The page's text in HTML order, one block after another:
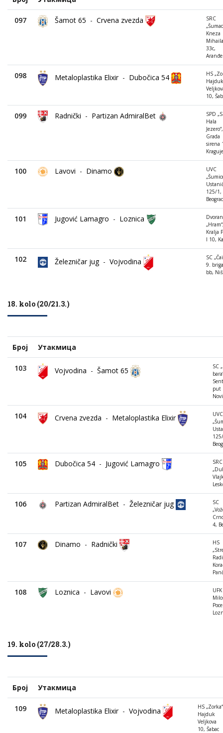
097 Šamot 65 - Crvena zvezda
SRC
Kneza
Mihaila
33c,
098 Metaloplastika Elixir - Dubočica 54
HS
Hajduk
10,
099 Radnički - Partizan AdmiralBet
SPD
Hala
Jezero“,
Grada
sirena
100 Lavovi - Dinamo
UVC
125/1,
101 Jugović Lamagro - Loznica
Kralja
I 10,
102 Železničar jug - Vojvodina
SC
9.
bb, Niš
18. kolo (20/21.3.)
Број Утакмица
103 Vojvodina - Šamot 65
SC
put
104 Crvena zvezda - Metaloplastika Elixir
UVC
105 Dubočica 54 - Jugović Lamagro
SRC
106 Partizan AdmiralBet - Železničar jug
SC
4,
107 Dinamo - Radnički
HS
108 Loznica - Lavovi
19. kolo (27/28.3.)
Број Утакмица
109 Metaloplastika Elixir - Vojvodina
HS
Hajduk
Veljkova
10, Šabac